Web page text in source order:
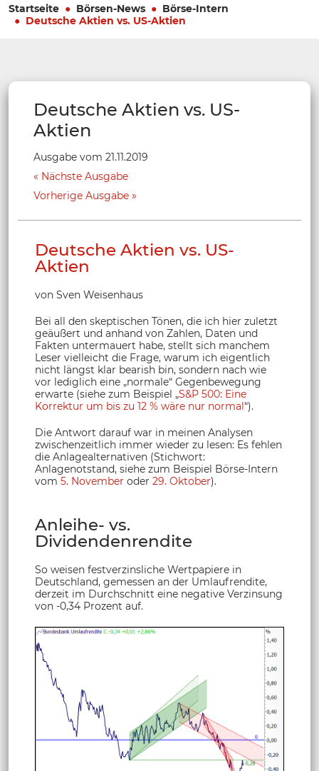
Startseite Börsen-News
Börse-Intern
Deutsche Aktien vs. US-Aktien
Deutsche Aktien vs. US-
Aktien
Ausgabe vom 21.11.2019
Nächste Ausgabe
Vorherige Ausgabe
Deutsche Aktien vs. US-
Aktien
von Sven Weisenhaus
Bei all den skeptischen Tönen, die ich hier zuletzt
geäußert und anhand von Zahlen, Daten und
Fakten untermauert habe, stellt sich manchem
Leser vielleicht die Frage, warum ich eigentlich
nicht längst klar bearish bin, sondern nach wie
vor lediglich eine „normale“ Gegenbewegung
erwarte (siehe zum Beispiel „S&P 500: Eine
Korrektur um bis zu 12 % wäre nur normal“).
Die Antwort darauf war in meinen Analysen
zwischenzeitlich immer wieder zu lesen: Es fehlen
die Anlagealternativen (Stichwort:
Anlagenotstand, siehe zum Beispiel Börse-Intern
vom 5. November oder 29. Oktober).
Anleihe- vs.
Dividendenrendite
So weisen festverzinsliche Wertpapiere in
Deutschland, gemessen an der Umlaufrendite,
derzeit im Durchschnitt eine negative Verzinsung
von -0,34 Prozent auf.